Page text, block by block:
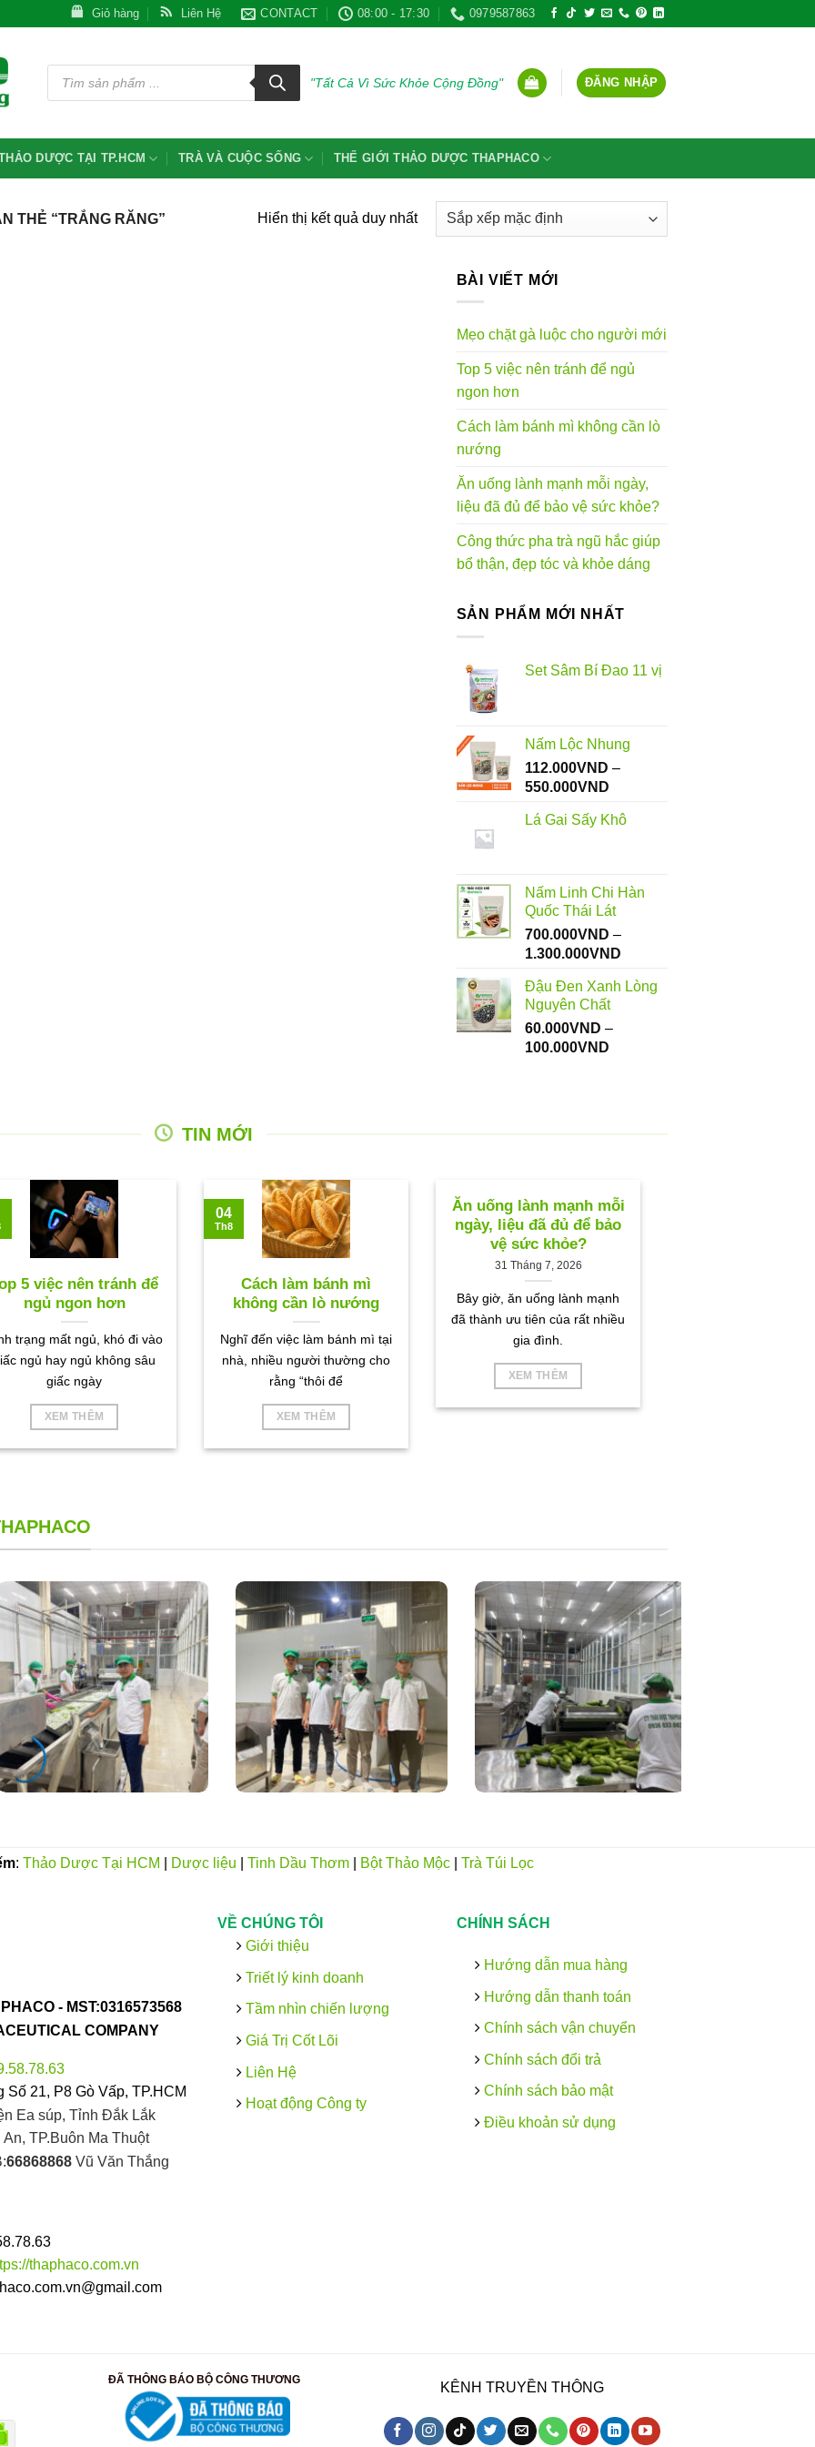
Giỏ hàng Liên Hệ CONTACT 08:00 - 17:30 0979587863
Tìm
kiếm
phẩm
"Tất Cả Vì Sức Khỏe Cộng Đồng" ĐĂNG NHẬP
DƯỢC TẠI TP.HCM TRÀ VÀ CUỘC SỐNG THẾ GIỚI THẢO DƯỢC THAPHACO
THẺ “TRẮNG RĂNG” Hiển thị kết quả duy nhất
BÀI VIẾT MỚI
Mẹo chặt gà luộc cho người mới
Top 5 việc nên tránh để ngủ
ngon hơn
Cách làm bánh mì không cần lò
nướng
Ăn uống lành mạnh mỗi ngày,
liệu đã đủ để bảo vệ sức khỏe?
Công thức pha trà ngũ hắc giúp
bổ thận, đẹp tóc và khỏe dáng
SẢN PHẨM MỚI NHẤT
Set Sâm Bí Đao 11 vị
Nấm Lộc Nhung
112.000VND –
550.000VNDKhoảng
từ
Lá Gai Sấy Khô
Nấm Linh Chi Hàn
Quốc Thái Lát
700.000VND –
1.300.000VNDKhoảng
từ
Đậu Đen Xanh Lòng
Nguyên Chất
60.000VND –
100.000VNDKhoảng
TIN MỚI
5 việc nên tránh để
ngủ ngon hơn
trạng mất ngủ, khó đi vào
ngủ hay ngủ không sâu
giấc ngày
XEM THÊM
Cách làm bánh mì
không cần lò nướng
Nghĩ đến việc làm bánh mì tại
nhà, nhiều người thường cho
rằng “thôi để
XEM THÊM
04
Th8
Ăn uống lành mạnh mỗi
ngày, liệu đã đủ để bảo
vệ sức khỏe?
31 Tháng 7, 2026
Bây giờ, ăn uống lành mạnh
đã thành ưu tiên của rất nhiều
gia đình.
XEM THÊM
: Thảo Dược Tại HCM Dược liệu Tinh Dầu Thơm| Bột Thảo Mộc| Trà Túi Lọc
-MST:0316573568
COMPANY
21, P8 Gò Vấp, TP.HCM
Ea súp, Tỉnh Đắk Lắk
TP.Buôn Ma Thuột
66868868Vũ Văn Thắng
thaphaco.com.vn
VỀ CHÚNG TÔI
Giới thiệu
Triết lý kinh doanh
Tầm nhìn chiến lượng
Giá Trị Cốt Lõi
Liên Hệ
Hoạt động Công ty
CHÍNH SÁCH
Hướng dẫn mua hàng
Hướng dẫn thanh toán
Chính sách vận chuyển
Chính sách đổi trả
Chính sách bảo mật
Điều khoản sử dụng
ĐÃ THÔNG BÁO BỘ CÔNG THƯƠNG KÊNH TRUYỀN THÔNG